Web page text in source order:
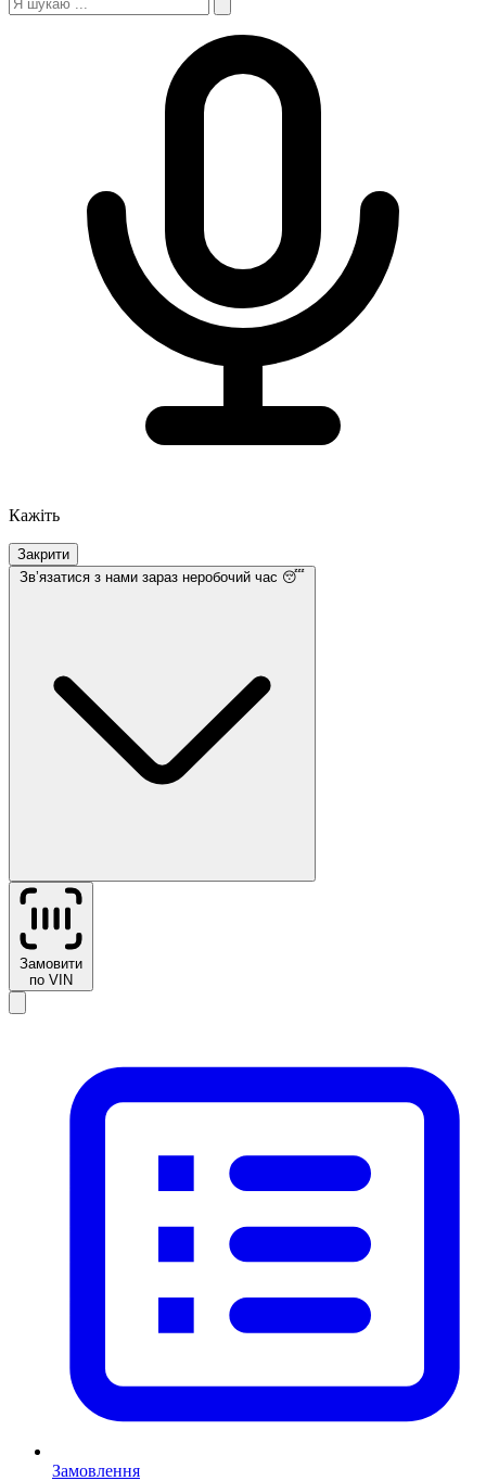
Кажіть
Закрити
Звʼязатися з нами зараз неробочий час 😴
Замовити
по VIN
Замовлення